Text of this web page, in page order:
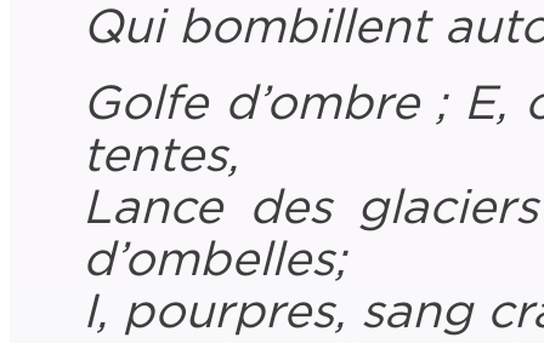
Qui bombillent
Golfe d’ombre ; E,
tentes,
Lance des
d’ombelles;
I, pourpres, sang